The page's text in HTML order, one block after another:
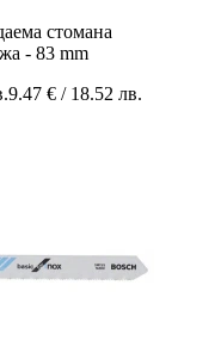
стомана
- 83 mm
9.47 € / 18.52 лв.